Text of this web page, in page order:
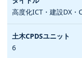
高度化ICT・建設DX
6